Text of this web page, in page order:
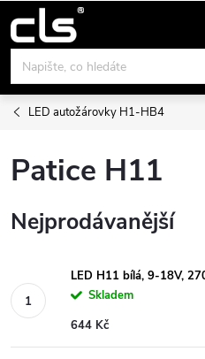
na
obsah
LED autožárovky H1-HB4
Patice H11
Nejprodávanější
LED H11 bílá, 9-18V,
Skladem
644 Kč